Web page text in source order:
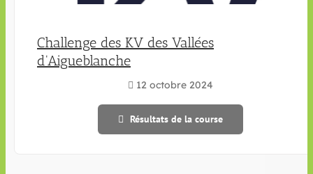
Challenge des KV des Vallées
d'Aigueblanche
12 octobre 2024
Résultats de la course